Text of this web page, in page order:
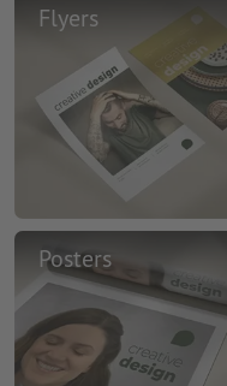
Flyers
Posters